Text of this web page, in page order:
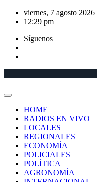
Saltar
viernes, 7 agosto 2026
12:29 pm
Síguenos
HOME
RADIOS EN VIVO
LOCALES
REGIONALES
ECONOMÍA
POLICIALES
POLÍTICA
AGRONOMÍA